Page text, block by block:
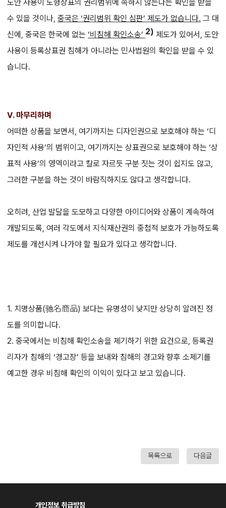
도안 사용이 도형상표의 권리범위에 속하지 않는다는 확인을 받을
수 있을 것이나, 중국은 ‘권리범위 확인 심판’ 제도가 없습니다. 그 대
신에, 중국은 한국에 없는 ‘비침해 확인소송’ 2) 제도가 있어서, 도안
사용이 등록상표권 침해가 아니라는 민사법원의 확인을 받을 수 있
습니다.
Ⅴ. 마무리하며
어떠한 상품을 보면서, 여기까지는 디자인권으로 보호해야 하는 ‘디
자인적 사용’의 범위이고, 여기까지는 상표권으로 보호해야 하는 ‘상
표적 사용’의 영역이라고 칼로 자르듯 구분 짓는 것이 쉽지도 않고,
그러한 구분을 하는 것이 바람직하지도 않다고 생각합니다.
오히려, 산업 발달을 도모하고 다양한 아이디어와 상품이 계속하여
개발되도록, 여러 각도에서 지식재산권의 중첩적 보호가 가능하도록
제도를 개선시켜 나가야 할 필요가 있다고 생각합니다.
1. 치명상품(驰名商品) 보다는 유명성이 낮지만 상당히 알려진 정
도를 의미합니다.
2. 중국에서는 비침해 확인소송을 제기하기 위한 요건으로, 등록권
리자가 침해의 ‘경고장’ 등을 보내와 침해의 경고와 향후 소제기를
예고한 경우 비침해 확인의 이익이 있다고 보고 있습니다.
목록으로 다음글
개인정보 취급방침